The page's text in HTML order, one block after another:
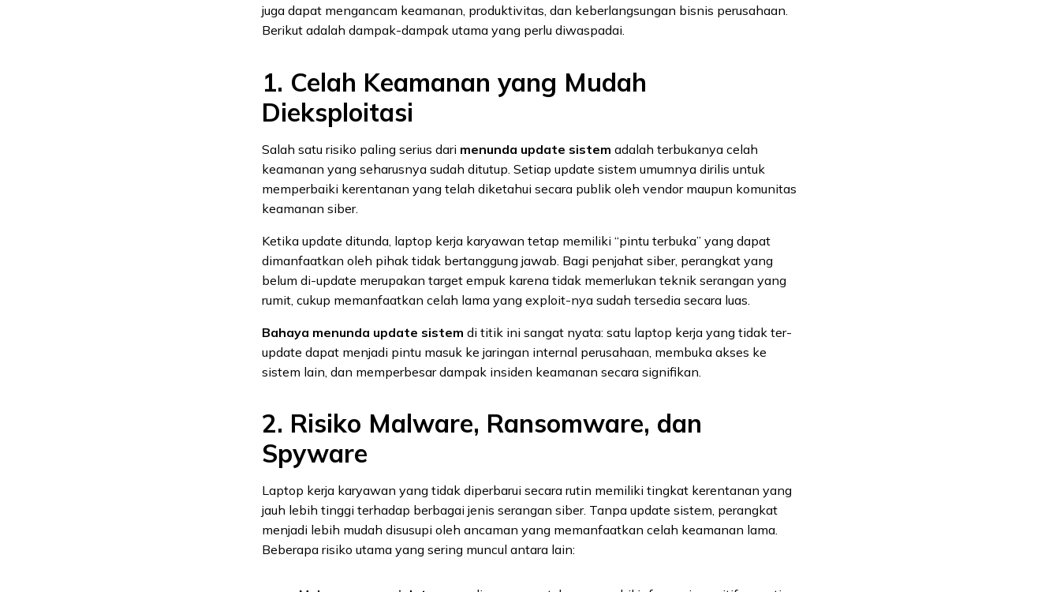
juga dapat mengancam keamanan, produktivitas, dan keberlangsungan bisnis perusahaan.
Berikut adalah dampak-dampak utama yang perlu diwaspadai.
1. Celah Keamanan yang Mudah
Dieksploitasi
Salah satu risiko paling serius dari menunda update sistem adalah terbukanya celah
keamanan yang seharusnya sudah ditutup. Setiap update sistem umumnya dirilis untuk
memperbaiki kerentanan yang telah diketahui secara publik oleh vendor maupun komunitas
keamanan siber.
Ketika update ditunda, laptop kerja karyawan tetap memiliki “pintu terbuka” yang dapat
dimanfaatkan oleh pihak tidak bertanggung jawab. Bagi penjahat siber, perangkat yang
belum di-update merupakan target empuk karena tidak memerlukan teknik serangan yang
rumit, cukup memanfaatkan celah lama yang exploit-nya sudah tersedia secara luas.
Bahaya menunda update sistem di titik ini sangat nyata: satu laptop kerja yang tidak ter-
update dapat menjadi pintu masuk ke jaringan internal perusahaan, membuka akses ke
sistem lain, dan memperbesar dampak insiden keamanan secara signifikan.
2. Risiko Malware, Ransomware, dan
Spyware
Laptop kerja karyawan yang tidak diperbarui secara rutin memiliki tingkat kerentanan yang
jauh lebih tinggi terhadap berbagai jenis serangan siber. Tanpa update sistem, perangkat
menjadi lebih mudah disusupi oleh ancaman yang memanfaatkan celah keamanan lama.
Beberapa risiko utama yang sering muncul antara lain: